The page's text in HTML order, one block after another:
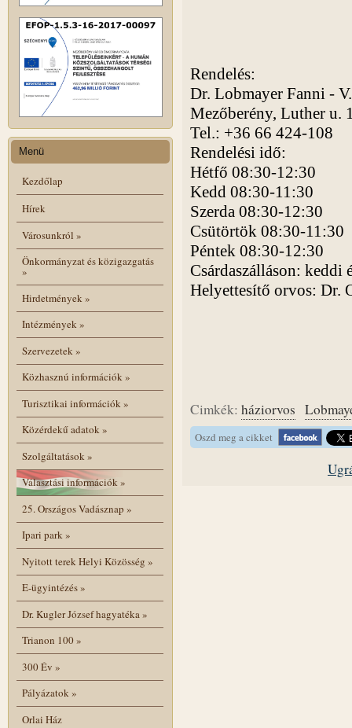
Menü
Kezdőlap
Hírek
Városunkról »
Önkormányzat és közigazgatás
»
Hirdetmények»
Intézmények»
Szervezetek»
Közhasznú információk»
Turisztikai információk»
Közérdekű adatok»
Szolgáltatások»
Választási információk»
25. Országos Vadásznap »
Ipari park»
Nyitott terek Helyi Közösség »
E-ügyintézés»
Dr. Kugler József hagyatéka»
Trianon 100»
300 Év »
Pályázatok»
Orlai Ház
Rendelés:
Dr. Lobmayer Fanni -
Mezőberény, Luther u.
Tel.: +36 66 424-108
Rendelési idő:
Hétfő 08:30-12:30
Kedd 08:30-11:30
Szerda 08:30-12:30
Csütörtök 08:30-11:30
Péntek 08:30-12:30
Csárdaszálláson:
Helyettesítő orvos: Dr.
Cimkék: háziorvos
Oszd meg a cikket